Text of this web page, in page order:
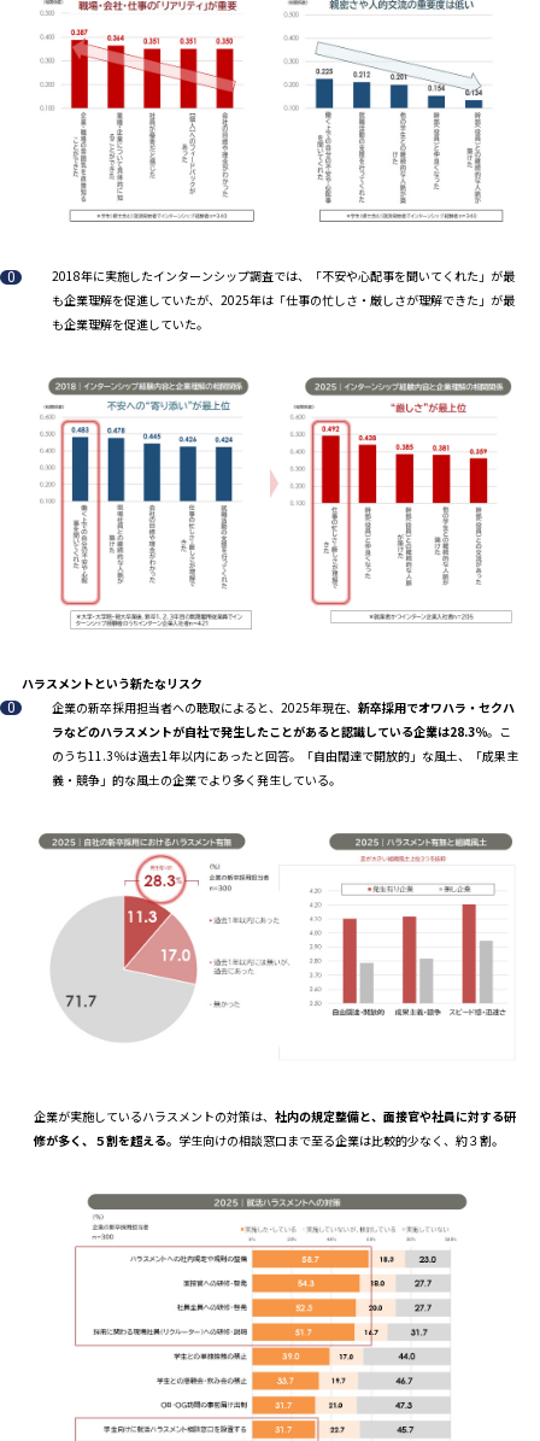
2018年に実施したインターンシップ調査では、「不安や心配事を聞いてくれた」が最
も企業理解を促進していたが、2025年は「仕事の忙しさ・厳しさが理解できた」が最
も企業理解を促進していた。
ハラスメントという新たなリスク
企業の新卒採用担当者への聴取によると、2025年現在、 新卒採用でオワハラ・セクハ
ラなどのハラスメントが自社で発生したことがあると認識している企業は28.3％。こ
のうち11.3％は過去1年以内にあったと回答。「自由闊達で開放的」な風土、「成果主
義・競争」的な風土の企業でより多く発生している。
企業が実施しているハラスメントの対策は、 社内の規定整備と、面接官や社員に対する研
修が多く、５割を超える。 学生向けの相談窓口まで至る企業は比較的少なく、約３割。